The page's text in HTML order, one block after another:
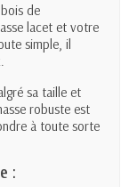
de
lacet et votre
simple, il
sa taille et
robuste est
à toute sorte
: